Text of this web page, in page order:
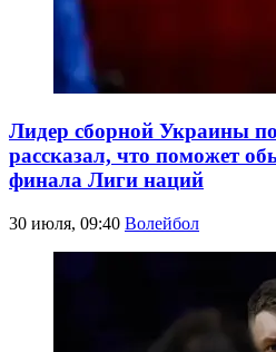
Лидер сборной Украины
рассказал, что поможет
финала Лиги наций
30 июля, 09:40 Волейбол